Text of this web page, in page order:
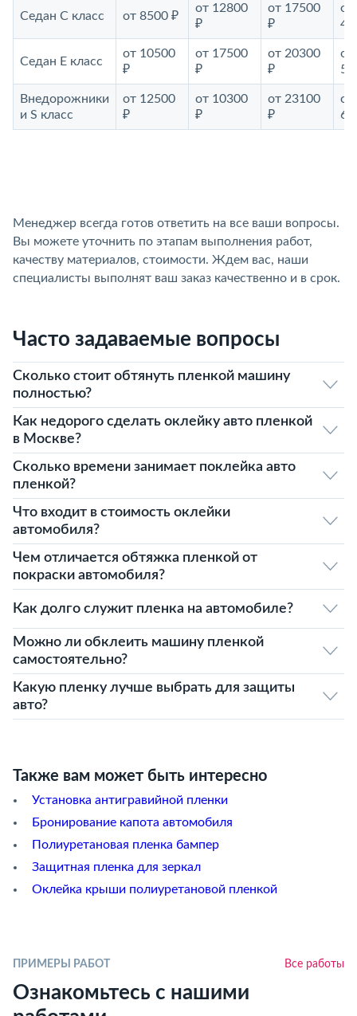
Седан С класс от 8500 ₽
от 12800
₽
от 17500
₽
от
Седан E класс
от 10500
₽
от 17500
₽
от 20300
₽
от
Внедорожники
и S класс
от 12500
₽
от 10300
₽
от 23100
₽
от
Менеджер всегда готов ответить на все ваши вопросы.
Вы можете уточнить по этапам выполнения работ,
качеству материалов, стоимости. Ждем вас, наши
специалисты выполнят ваш заказ качественно и в срок.
Часто задаваемые вопросы
Сколько стоит обтянуть пленкой машину
полностью?
Как недорого сделать оклейку авто пленкой
в Москве?
Сколько времени занимает поклейка авто
пленкой?
Что входит в стоимость оклейки
автомобиля?
Чем отличается обтяжка пленкой от
покраски автомобиля?
Как долго служит пленка на автомобиле?
Можно ли обклеить машину пленкой
самостоятельно?
Какую пленку лучше выбрать для защиты
авто?
Также вам может быть интересно
Установка антигравийной пленки
Бронирование капота автомобиля
Полиуретановая пленка бампер
Защитная пленка для зеркал
Оклейка крыши полиуретановой пленкой
ПРИМЕРЫ РАБОТ Все работы
Ознакомьтесь с нашими